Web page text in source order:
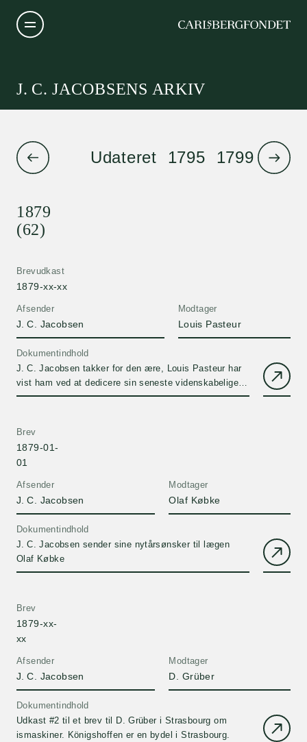
J. C. JACOBSENS ARKIV
Udateret 1795 1799 1801
1879
(62)
Afsender
J. C. Jacobsen
Brevudkast
1879-xx-xx
Modtager
Louis Pasteur
Dokumentindhold
J. C. Jacobsen takker for den ære, Louis Pasteur har
vist ham ved at dedicere sin seneste videnskabelige
artikel til sig, og han håber, at Dubois' buste af Pasteur
naturvidenskabelige kongres i København.Udkast.
Afsender
J. C. Jacobsen
Brev
1879-01-
01
Modtager
Olaf Købke
Dokumentindhold
J. C. Jacobsen sender sine nytårsønsker til lægen
Olaf Købke
Afsender
J. C. Jacobsen
Brev
1879-xx-
xx
Modtager
D. Grüber
Dokumentindhold
Udkast #2 til et brev til D. Grüber i Strasbourg om
ismaskiner. Königshoffen er en bydel i Strasbourg.